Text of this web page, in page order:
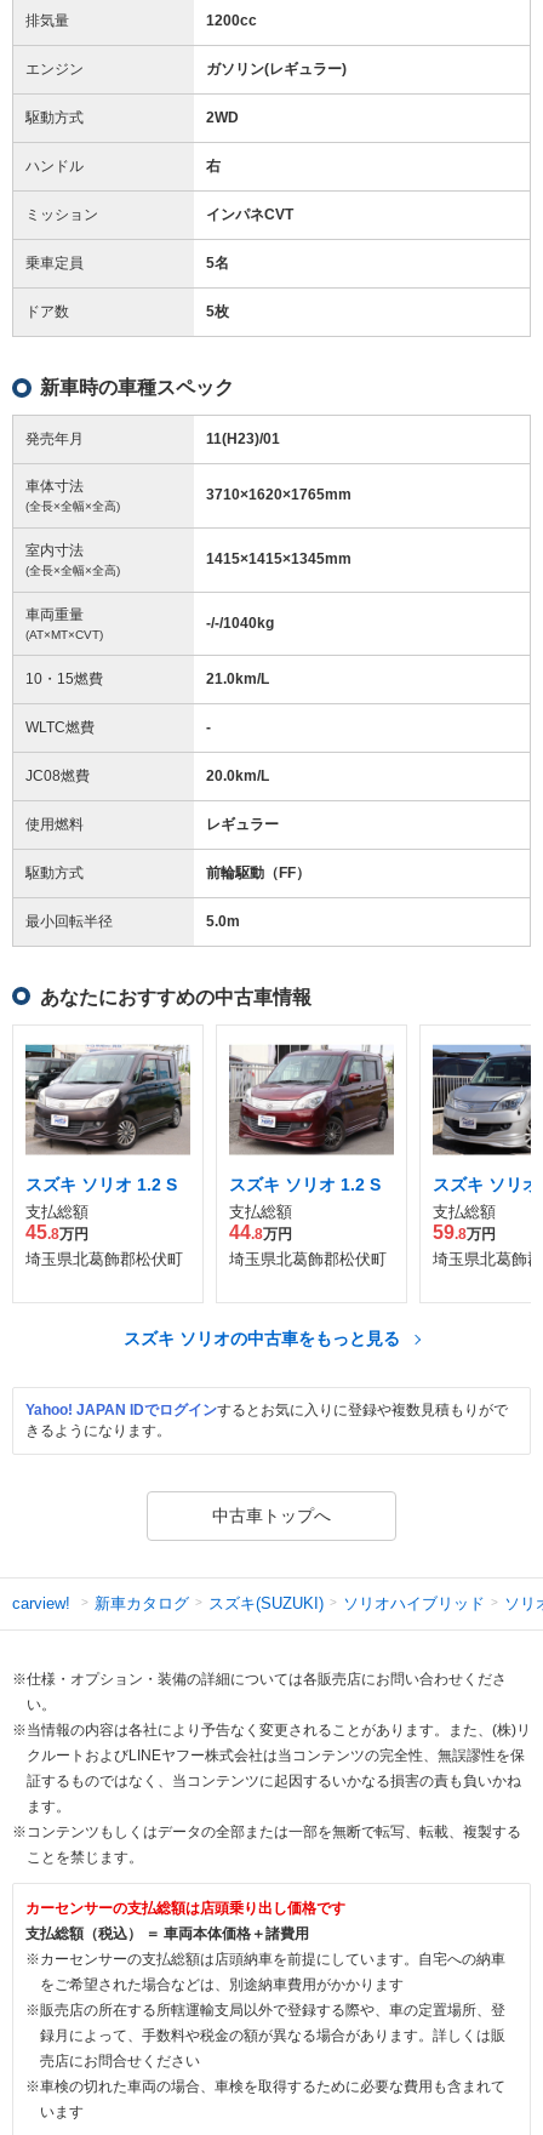
排気量 1200cc
エンジン ガソリン(レギュラー)
駆動方式 2WD
ハンドル 右
ミッション インパネCVT
乗車定員 5名
ドア数 5枚
新車時の車種スペック
発売年月 11(H23)/01
車体寸法
(全長×全幅×全高)
3710×1620×1765mm
室内寸法
(全長×全幅×全高)
1415×1415×1345mm
車両重量
(AT×MT×CVT)
-/-/1040kg
10・15燃費 21.0km/L
WLTC燃費 -
JC08燃費 20.0km/L
使用燃料 レギュラー
駆動方式 前輪駆動（FF）
最小回転半径 5.0m
あなたにおすすめの中古車情報
スズキ ソリオ 1.2 S
支払総額
45.8万円
埼玉県北葛飾郡松伏町
スズキ ソリオ 1.2 S
支払総額
44.8万円
埼玉県北葛飾郡松伏町
スズキ ソリ
支払総額
59.8万円
埼玉県北葛飾
スズキ ソリオの中古車をもっと見る
Yahoo! JAPAN IDでログインするとお気に入りに登録や複数見積もりがで
きるようになります。
中古車トップへ
carview! 新車カタログ スズキ(SUZUKI) ソリオハイブリッド ソリ
※仕様・オプション・装備の詳細については各販売店にお問い合わせくださ
い。
※当情報の内容は各社により予告なく変更されることがあります。また、(株)リ
クルートおよびLINEヤフー株式会社は当コンテンツの完全性、無誤謬性を保
証するものではなく、当コンテンツに起因するいかなる損害の責も負いかね
ます。
※コンテンツもしくはデータの全部または一部を無断で転写、転載、複製する
ことを禁じます。
カーセンサーの支払総額は店頭乗り出し価格です
支払総額（税込） ＝ 車両本体価格＋諸費用
※カーセンサーの支払総額は店頭納車を前提にしています。自宅への納車
をご希望された場合などは、別途納車費用がかかります
※販売店の所在する所轄運輸支局以外で登録する際や、車の定置場所、登
録月によって、手数料や税金の額が異なる場合があります。詳しくは販
売店にお問合せください
※車検の切れた車両の場合、車検を取得するために必要な費用も含まれて
います